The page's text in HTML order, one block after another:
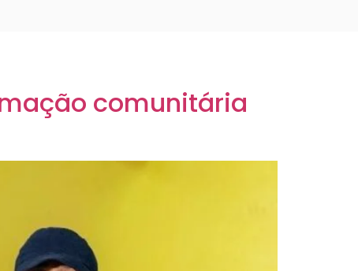
comunitária